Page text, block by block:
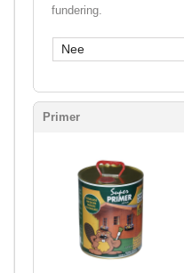
fundering.
Nee
Primer